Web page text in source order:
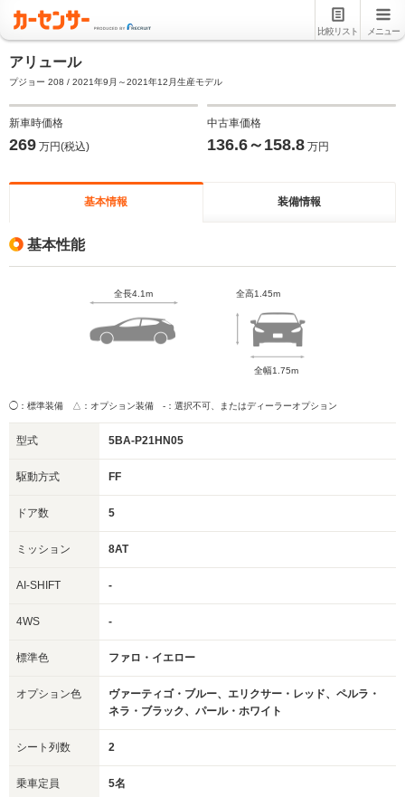
比較リスト メニュー
アリュール
プジョー 208 / 2021年9月～2021年12月生産モデル
新車時価格
269 万円(税込)
中古車価格
136.6～158.8 万円
基本情報 装備情報
基本性能
全長4.1m 全高1.45m
全幅1.75m
◯：標準装備 △：オプション装備 -：選択不可、またはディーラーオプション
型式 5BA-P21HN05
駆動方式 FF
ドア数 5
ミッション 8AT
AI-SHIFT -
4WS -
標準色 ファロ・イエロー
オプション色
ヴァーティゴ・ブルー、エリクサー・レッド、ペルラ・
ネラ・ブラック、パール・ホワイト
シート列数 2
乗車定員 5名